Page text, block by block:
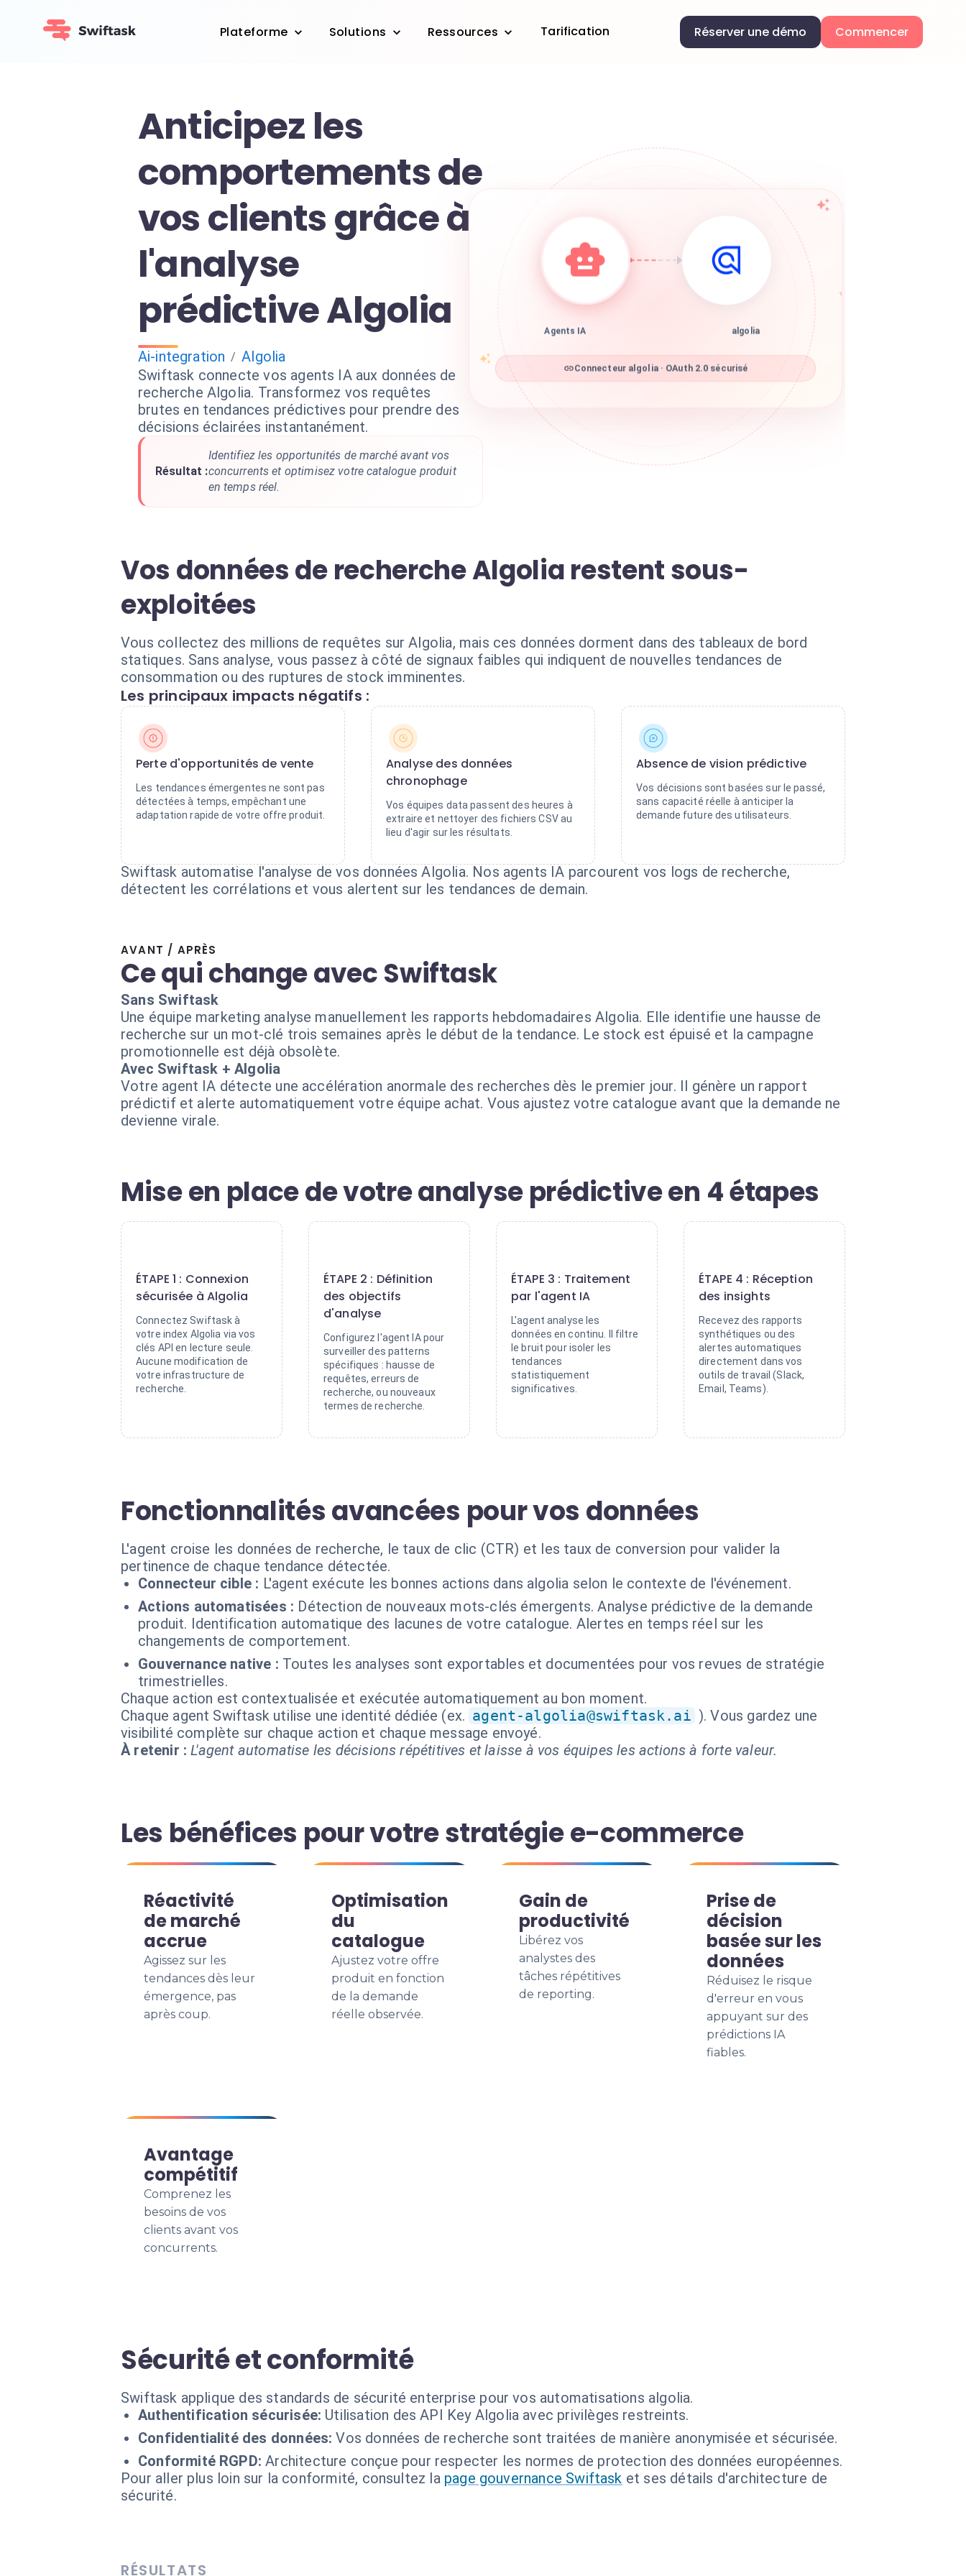
Plateforme Solutions Ressources Tarification Réserver une démo Commencer
Anticipez les
comportements de
vos clients grâce à
l'analyse
prédictive Algolia
Ai-integration / Algolia
Swiftask connecte vos agents IA aux données de
recherche Algolia. Transformez vos requêtes
brutes en tendances prédictives pour prendre des
décisions éclairées instantanément.
Résultat :
Identifiez les opportunités de marché avant vos
concurrents et optimisez votre catalogue produit
en temps réel.
Agents IA algolia
Connecteur algolia · OAuth 2.0 sécurisé
Vos données de recherche Algolia restent sous-
exploitées
Vous collectez des millions de requêtes sur Algolia, mais ces données dorment dans des tableaux de bord
statiques. Sans analyse, vous passez à côté de signaux faibles qui indiquent de nouvelles tendances de
consommation ou des ruptures de stock imminentes.
Les principaux impacts négatifs :
Perte d'opportunités de vente
Les tendances émergentes ne sont pas
détectées à temps, empêchant une
adaptation rapide de votre offre produit.
Analyse des données
chronophage
Vos équipes data passent des heures à
extraire et nettoyer des fichiers CSV au
lieu d'agir sur les résultats.
Absence de vision prédictive
Vos décisions sont basées sur le passé,
sans capacité réelle à anticiper la
demande future des utilisateurs.
Swiftask automatise l'analyse de vos données Algolia. Nos agents IA parcourent vos logs de recherche,
détectent les corrélations et vous alertent sur les tendances de demain.
AVANT / APRÈS
Ce qui change avec Swiftask
Sans Swiftask
Une équipe marketing analyse manuellement les rapports hebdomadaires Algolia. Elle identifie une hausse de
recherche sur un mot-clé trois semaines après le début de la tendance. Le stock est épuisé et la campagne
promotionnelle est déjà obsolète.
Avec Swiftask + Algolia
Votre agent IA détecte une accélération anormale des recherches dès le premier jour. Il génère un rapport
prédictif et alerte automatiquement votre équipe achat. Vous ajustez votre catalogue avant que la demande ne
devienne virale.
Mise en place de votre analyse prédictive en 4 étapes
ÉTAPE 1 : Connexion
sécurisée à Algolia
Connectez Swiftask à
votre index Algolia via vos
clés API en lecture seule.
Aucune modification de
votre infrastructure de
recherche.
ÉTAPE 2 : Définition
des objectifs
d'analyse
Configurez l'agent IA pour
surveiller des patterns
spécifiques : hausse de
requêtes, erreurs de
recherche, ou nouveaux
termes de recherche.
ÉTAPE 3 : Traitement
par l'agent IA
L'agent analyse les
données en continu. Il filtre
le bruit pour isoler les
tendances
statistiquement
significatives.
ÉTAPE 4 : Réception
des insights
Recevez des rapports
synthétiques ou des
alertes automatiques
directement dans vos
outils de travail (Slack,
Email, Teams).
Fonctionnalités avancées pour vos données
L'agent croise les données de recherche, le taux de clic (CTR) et les taux de conversion pour valider la
pertinence de chaque tendance détectée.
Connecteur cible : L'agent exécute les bonnes actions dans algolia selon le contexte de l'événement.
Actions automatisées : Détection de nouveaux mots-clés émergents. Analyse prédictive de la demande
produit. Identification automatique des lacunes de votre catalogue. Alertes en temps réel sur les
changements de comportement.
Gouvernance native : Toutes les analyses sont exportables et documentées pour vos revues de stratégie
trimestrielles.
Chaque action est contextualisée et exécutée automatiquement au bon moment.
Chaque agent Swiftask utilise une identité dédiée (ex. agent-algolia@swiftask.ai ). Vous gardez une
visibilité complète sur chaque action et chaque message envoyé.
À retenir : L'agent automatise les décisions répétitives et laisse à vos équipes les actions à forte valeur.
Les bénéfices pour votre stratégie e-commerce
Réactivité
de marché
accrue
Agissez sur les
tendances dès leur
émergence, pas
après coup.
Optimisation
du
catalogue
Ajustez votre offre
produit en fonction
de la demande
réelle observée.
Gain de
productivité
Libérez vos
analystes des
tâches répétitives
de reporting.
Prise de
décision
basée sur les
données
Réduisez le risque
d'erreur en vous
appuyant sur des
prédictions IA
fiables.
Avantage
compétitif
Comprenez les
besoins de vos
clients avant vos
concurrents.
Sécurité et conformité
Swiftask applique des standards de sécurité enterprise pour vos automatisations algolia.
Authentification sécurisée: Utilisation des API Key Algolia avec privilèges restreints.
Confidentialité des données: Vos données de recherche sont traitées de manière anonymisée et sécurisée.
Conformité RGPD: Architecture conçue pour respecter les normes de protection des données européennes.
Pour aller plus loin sur la conformité, consultez la page gouvernance Swiftask et ses détails d'architecture de
sécurité.
RÉSULTATS